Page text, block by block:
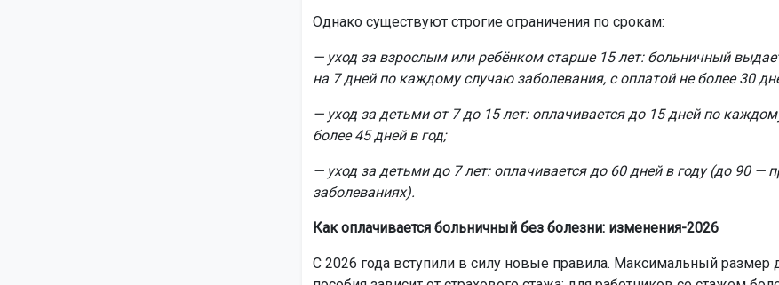
Однако существуют строгие ограничения по срокам:
— уход за взрослым или ребёнком старше 15 лет: больничный
на 7 дней по каждому случаю заболевания, с оплатой не более 30
— уход за детьми от 7 до 15 лет: оплачивается до 15 дней по
более 45 дней в год;
— уход за детьми до 7 лет: оплачивается до 60 дней в году (до 90 —
заболеваниях).
Как оплачивается больничный без болезни: изменения-2026
С 2026 года вступили в силу новые правила. Максимальный размер